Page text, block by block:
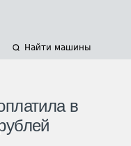
Найти машины
в